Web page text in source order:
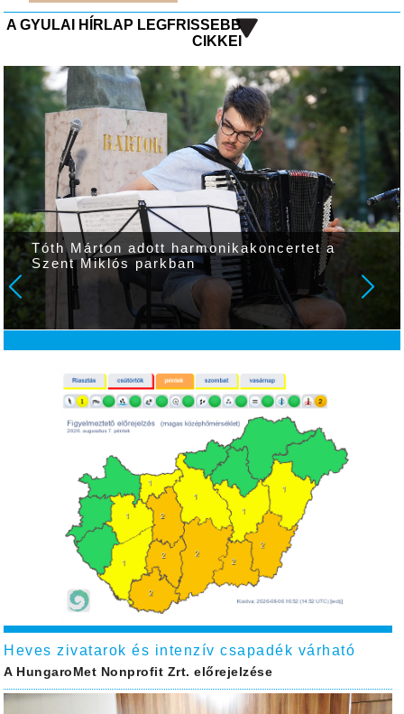
A GYULAI HÍRLAP LEGFRISSEBB
CIKKEI
Tóth Márton adott harmonikakoncertet a
Szent Miklós parkban
Heves zivatarok és intenzív csapadék várható
A HungaroMet Nonprofit Zrt. előrejelzése